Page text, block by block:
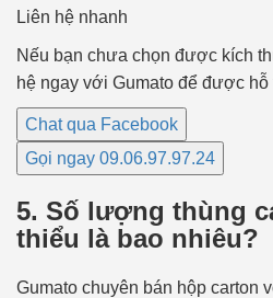
Liên hệ nhanh
Nếu bạn chưa chọn được kích
hệ ngay với Gumato để được hỗ
Chat qua Facebook
Gọi ngay 09.06.97.97.24
5. Số lượng thùng
thiểu là bao nhiêu?
Gumato chuyên bán hộp carton